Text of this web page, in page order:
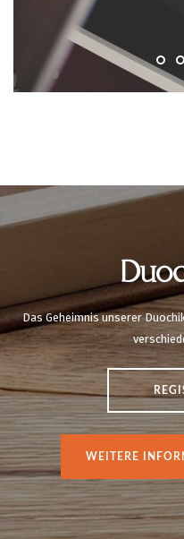
Das Geheimnis unserer
WEITERE